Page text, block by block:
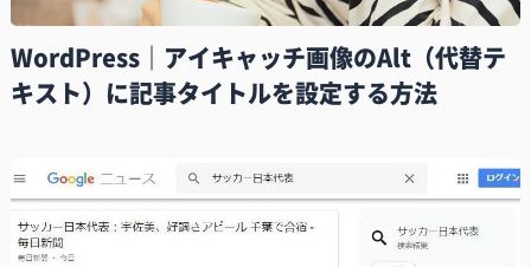
WordPress｜アイキャッチ画像のAlt（代替テ
キスト）に記事タイトルを設定する方法